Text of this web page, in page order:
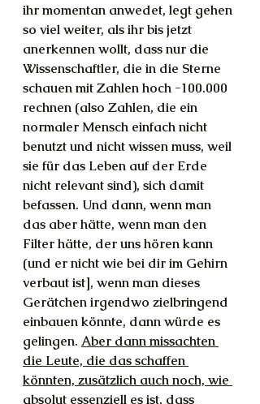
ihr momentan anwedet, legt gehen
so viel weiter, als ihr bis jetzt
anerkennen wollt, dass nur die
Wissenschaftler, die in die Sterne
schauen mit Zahlen hoch -100.000
rechnen (also Zahlen, die ein
normaler Mensch einfach nicht
benutzt und nicht wissen muss, weil
sie für das Leben auf der Erde
nicht relevant sind), sich damit
befassen. Und dann, wenn man
das aber hätte, wenn man den
Filter hätte, der uns hören kann
(und er nicht wie bei dir im Gehirn
verbaut ist], wenn man dieses
Gerätchen irgendwo zielbringend
einbauen könnte, dann würde es
gelingen. Aber dann missachten
die Leute, die das schaffen
könnten, zusätzlich auch noch, wie
absolut essenziell es ist, dass